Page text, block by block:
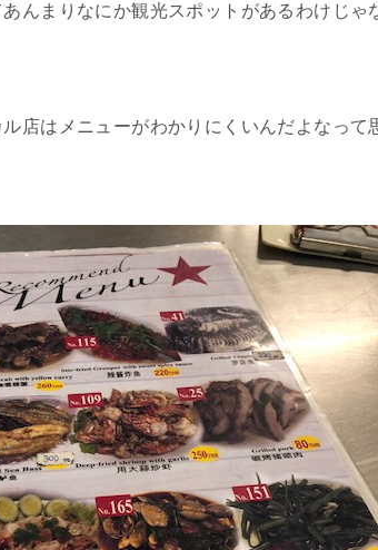
んまりなにか観光スポットがあるわけじゃ
店はメニューがわかりにくいんだよなって